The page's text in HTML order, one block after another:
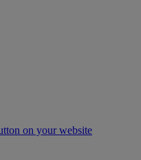
on your website